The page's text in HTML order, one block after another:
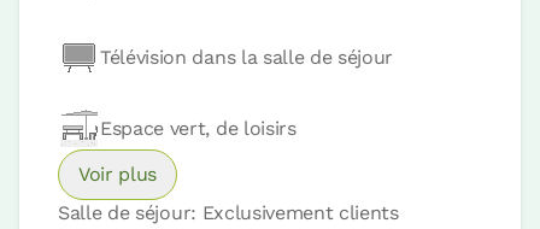
Prix ​​de la chambre à partir de
Possibilités:1 ou 2 PAX
Télévision dans la salle de séjour
Espace vert, de loisirs
Voir plus
Salle de séjour: Exclusivement clients